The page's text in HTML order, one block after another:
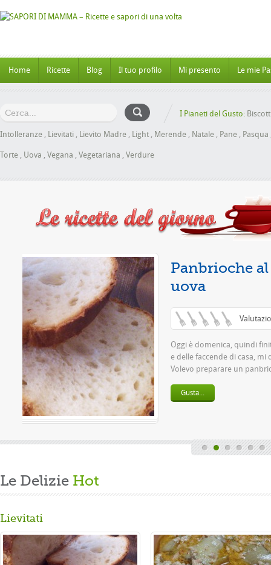
Home Ricette Blog Il tuo profilo Mi presento Le mie
I Pianeti del Gusto:
Intolleranze , Lievitati , Lievito Madre , Light , Merende , Natale , Pane , Pasqua
Torte , Uova , Vegana , Vegetariana , Verdure
settimanale
passione.
Le Delizie Hot
Lievitati